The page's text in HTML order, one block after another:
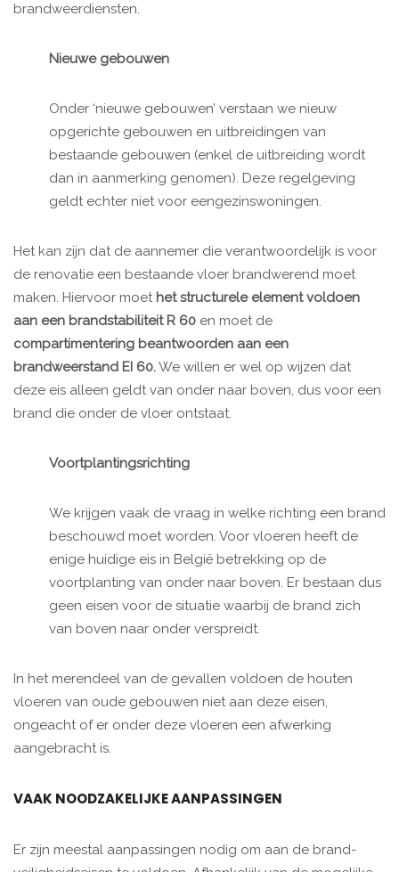
brandweerdiensten.
Nieuwe gebouwen
Onder ‘nieuwe gebouwen’ verstaan we nieuw
opgerichte gebouwen en uitbreidingen van
bestaande gebouwen (enkel de uitbreiding wordt
dan in aanmerking genomen). Deze regelgeving
geldt echter niet voor eengezinswoningen.
Het kan zijn dat de aannemer die verantwoordelijk is voor
de renovatie een bestaande vloer brandwerend moet
maken. Hiervoor moet het structurele element voldoen
aan een brandstabiliteit R 60 en moet de
compartimentering beantwoorden aan een
brandweerstand EI 60.We willen er wel op wijzen dat
deze eis alleen geldt van onder naar boven, dus voor een
brand die onder de vloer ontstaat.
Voortplantingsrichting
We krijgen vaak de vraag in welke richting een brand
beschouwd moet worden. Voor vloeren heeft de
enige huidige eis in België betrekking op de
voortplanting van onder naar boven. Er bestaan dus
geen eisen voor de situ­atie waarbij de brand zich
van boven naar onder verspreidt.
In het merendeel van de gevallen voldoen de houten
vloeren van oude gebouwen niet aan deze eisen,
ongeacht of er onder deze vloeren een afwerking
aangebracht is.
VAAK NOODZAKELIJKE AANPASSINGEN
Er zijn meestal aanpassingen nodig om aan de brand-